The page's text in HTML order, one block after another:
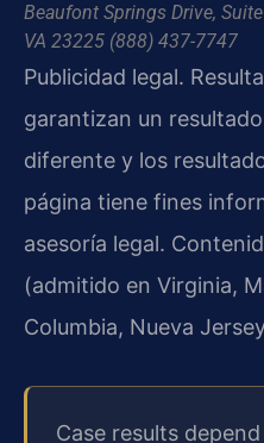
Beaufont Springs Drive,
VA 23225 (888) 437-7747
Publicidad legal.
garantizan un
diferente y los
página tiene fines
asesoría legal.
(admitido en Virginia,
Columbia, Nueva
Case results